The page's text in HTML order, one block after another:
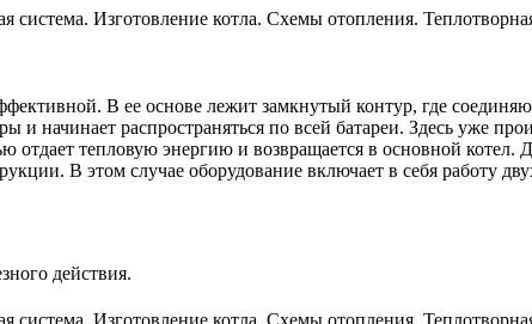
В ее основе лежит замкнутый контур, где
и начинает распространяться по всей батареи. Здесь уже
тепловую энергию и возвращается в основной котел.
В этом случае оборудование включает в себя работу
действия.